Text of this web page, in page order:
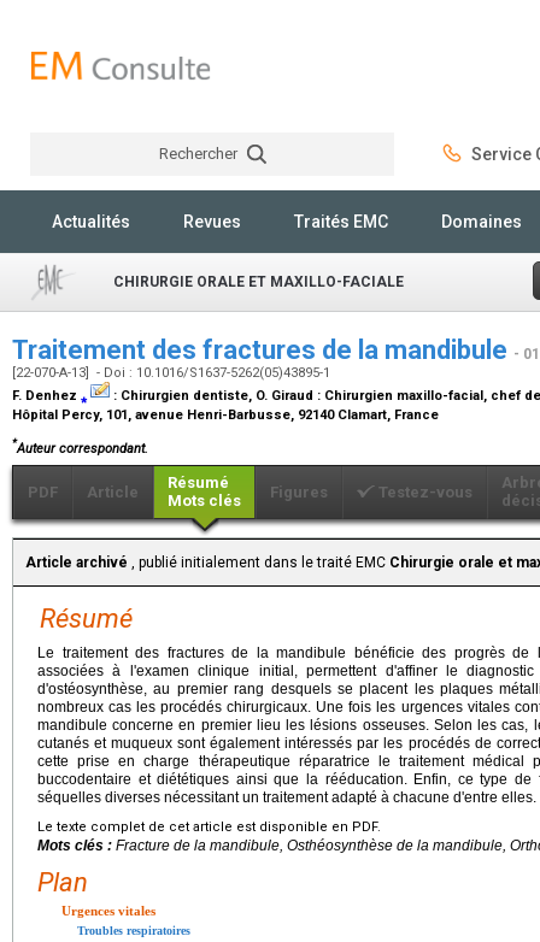
Rechercher Service
Actualités Revues Traités EMC Domaines
CHIRURGIE ORALE ET MAXILLO-FACIALE
Traitement des fractures de la mandibule -
[22-070-A-13] - Doi : 10.1016/S1637-5262(05)43895-1
F. Denhez ⁎ : Chirurgien dentiste, O. Giraud : Chirurgien maxillo-facial, chef
Hôpital Percy, 101, avenue Henri-Barbusse, 92140 Clamart, France
*Auteur correspondant.
PDF Article
Résumé
Mots clés
Figures Testez-vous
Article archivé , publié initialement dans le traité EMC Chirurgie orale et
Résumé
Le traitement des fractures de la mandibule bénéficie des progrès de
associées à l'examen clinique initial, permettent d'affiner le
d'ostéosynthèse, au premier rang desquels se placent les plaques
nombreux cas les procédés chirurgicaux. Une fois les urgences vitales
mandibule concerne en premier lieu les lésions osseuses. Selon les cas,
cutanés et muqueux sont également intéressés par les procédés de
cette prise en charge thérapeutique réparatrice le traitement médical
buccodentaire et diététiques ainsi que la rééducation. Enfin, ce type de
séquelles diverses nécessitant un traitement adapté à chacune d'entre elles.
Le texte complet de cet article est disponible en PDF.
Mots clés : Fracture de la mandibule, Osthéosynthèse de la mandibule,
Plan
Urgences vitales
Troubles respiratoires